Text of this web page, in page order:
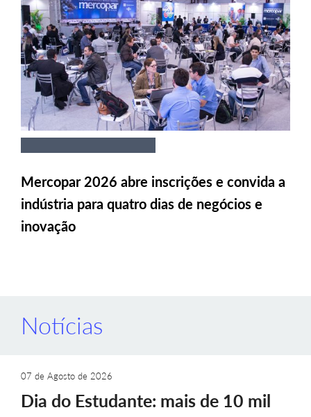
Mercopar 2026 abre inscrições e convida a
indústria para quatro dias de negócios e
inovação
Notícias
07 de Agosto de 2026
Dia do Estudante: mais de 10 mil